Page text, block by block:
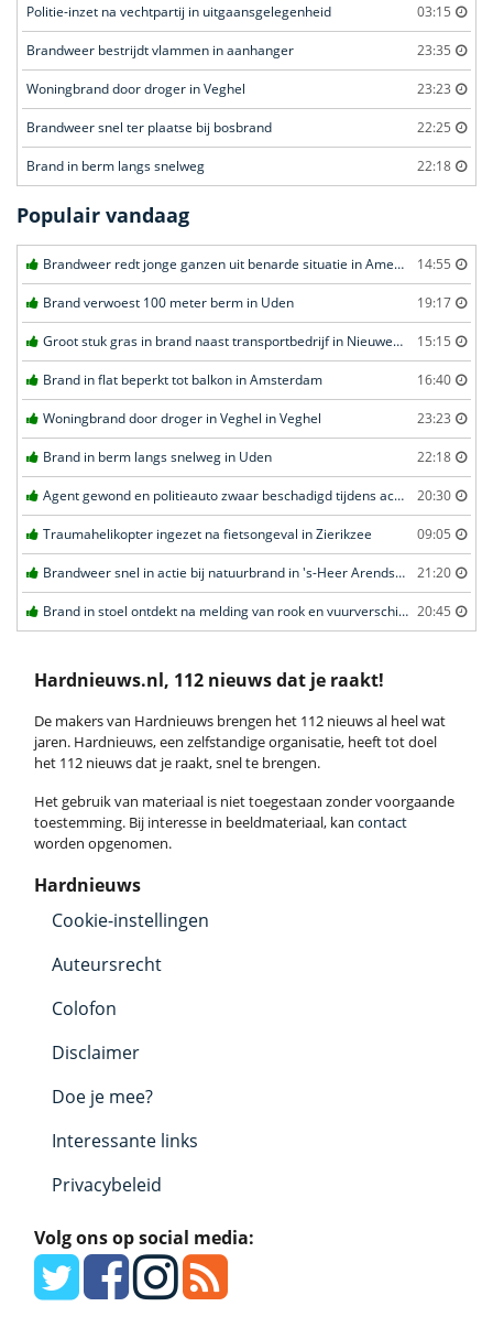
Politie-inzet na vechtpartij in uitgaansgelegenheid 03:15
Brandweer bestrijdt vlammen in aanhanger 23:35
Woningbrand door droger in Veghel 23:23
Brandweer snel ter plaatse bij bosbrand 22:25
Brand in berm langs snelweg 22:18
Populair vandaag
Brandweer redt jonge ganzen uit benarde situatie in Amersfoort 14:55
Brand verwoest 100 meter berm in Uden 19:17
Groot stuk gras in brand naast transportbedrijf in Nieuwegein 15:15
Brand in flat beperkt tot balkon in Amsterdam 16:40
Woningbrand door droger in Veghel in Veghel 23:23
Brand in berm langs snelweg in Uden 22:18
Agent gewond en politieauto zwaar beschadigd tijdens achtervolging in Uden 20:30
Traumahelikopter ingezet na fietsongeval in Zierikzee 09:05
Brandweer snel in actie bij natuurbrand in 's-Heer Arendskerke 21:20
Brand in stoel ontdekt na melding van rook en vuurverschijnselen in portiekflat in Rotterdam 20:45
Hardnieuws.nl, 112 nieuws dat je raakt!
De makers van Hardnieuws brengen het 112 nieuws al heel wat
jaren. Hardnieuws, een zelfstandige organisatie, heeft tot doel
het 112 nieuws dat je raakt, snel te brengen.
Het gebruik van materiaal is niet toegestaan zonder voorgaande
toestemming. Bij interesse in beeldmateriaal, kan contact
worden opgenomen.
Hardnieuws
Cookie-instellingen
Auteursrecht
Colofon
Disclaimer
Doe je mee?
Interessante links
Privacybeleid
Volg ons op social media: